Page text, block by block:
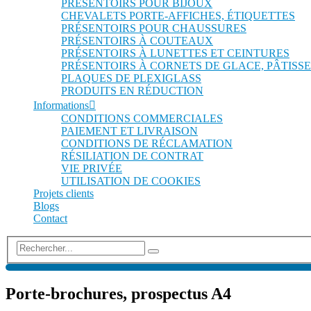
PRÉSENTOIRS POUR BIJOUX
CHEVALETS PORTE-AFFICHES, ÉTIQUETTES
PRÉSENTOIRS POUR CHAUSSURES
PRÉSENTOIRS À COUTEAUX
PRÉSENTOIRS À LUNETTES ET CEINTURES
PRÉSENTOIRS À CORNETS DE GLACE,
PLAQUES DE PLEXIGLASS
PRODUITS EN RÉDUCTION
Informations
CONDITIONS COMMERCIALES
PAIEMENT ET LIVRAISON
CONDITIONS DE RÉCLAMATION
RÉSILIATION DE CONTRAT
VIE PRIVÉE
UTILISATION DE COOKIES
Projets clients
Blogs
Contact
Porte-brochures, prospectus A4